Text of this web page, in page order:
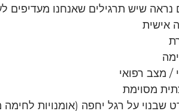
נראה שיש תרגילים שאנחנו
אישית
/ מצב רפואי
מסוימת
שבנוי על רגל יחפה (אומנויות לחימה